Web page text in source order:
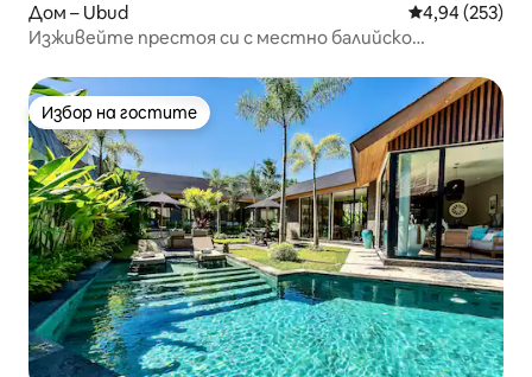
Дом – Ubud Средна
4,94 (253)
Изживейте престоя си с местно балийско
Избор на гостите
Избор на гостите